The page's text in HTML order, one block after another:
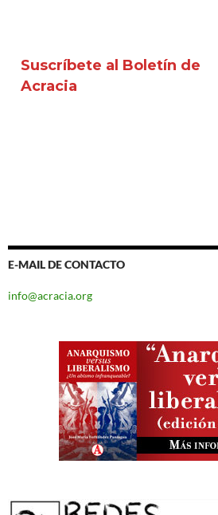
Suscríbete al Boletín de
Acracia
E-MAIL DE CONTACTO
info@acracia.org